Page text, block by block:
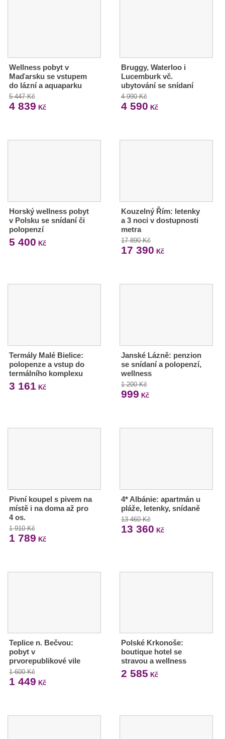
Wellness pobyt v
Maďarsku se vstupem
do lázní a aquaparku
5 447 Kč
4 839 Kč
Bruggy, Waterloo i
Lucemburk vč.
ubytování se snídaní
4 990 Kč
4 590 Kč
Horský wellness pobyt
v Polsku se snídaní či
polopenzí
5 400 Kč
Kouzelný Řím: letenky
a 3 noci v dostupnosti
metra
17 890 Kč
17 390 Kč
Termály Malé Bielice:
polopenze a vstup do
termálního komplexu
3 161 Kč
Janské Lázně: penzion
se snídaní a polopenzí,
wellness
1 200 Kč
999 Kč
Pivní koupel s pivem na
místě i na doma až pro
4 os.
1 910 Kč
1 789 Kč
4* Albánie: apartmán u
pláže, letenky, snídaně
13 460 Kč
13 360 Kč
Teplice n. Bečvou:
pobyt v
prvorepublikové vile
1 600 Kč
1 449 Kč
Polské Krkonoše:
boutique hotel se
stravou a wellness
2 585 Kč